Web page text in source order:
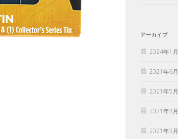
アーカイブ
2024年1月
2021年6月
2021年5月
2021年4月
2021年3月